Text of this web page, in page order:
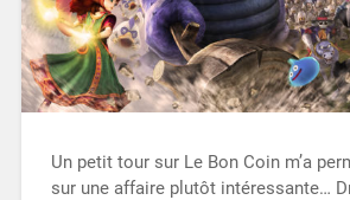
Un petit tour sur Le Bon Coin m’a
sur une affaire plutôt intéressante…